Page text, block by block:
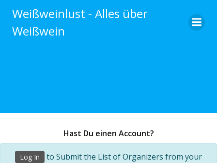
Inhalt
Weißweinlust - Alles über
Weißwein
Hast Du einen Account?
Log In
to Submit the List of Organizers from your